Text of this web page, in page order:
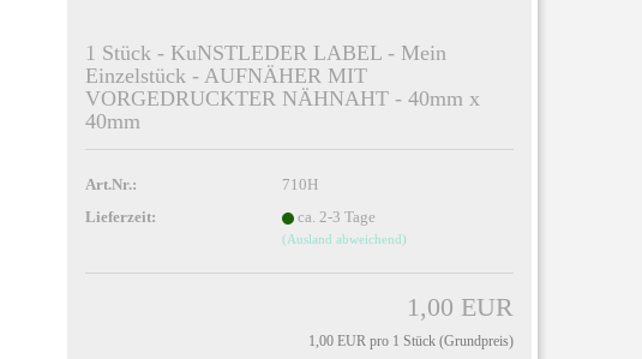
Konto erstellen
Passwort vergessen?
1 Stück - KuNSTLEDER LABEL - Mein
Einzelstück - AUFNÄHER MIT
VORGEDRUCKTER NÄHNAHT - 40mm x
40mm
Art.Nr.:
710H
Lieferzeit:
ca. 2-3 Tage
(Ausland abweichend)
1,00 EUR
1,00 EUR pro 1 Stück (Grundpreis)